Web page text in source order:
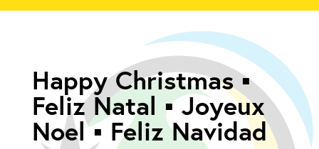
Happy Christmas ▪
Feliz Natal ▪ Joyeux
Noel ▪ Feliz Navidad